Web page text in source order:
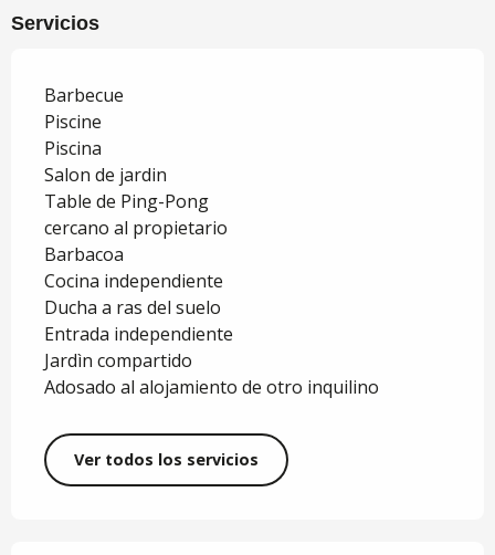
Servicios
Barbecue
Piscine
Piscina
Salon de jardin
Table de Ping-Pong
cercano al propietario
Barbacoa
Cocina independiente
Ducha a ras del suelo
Entrada independiente
Jardì­n compartido
Adosado al alojamiento de otro inquilino
Ver todos los servicios